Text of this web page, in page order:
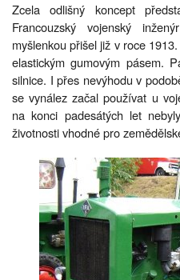
Zcela odlišný koncept
Francouzský vojenský
myšlenkou přišel již v roce
elastickým gumovým pásem.
silnice. I přes nevýhodu v
se vynález začal používat u
na konci padesátých let
životnosti vhodné pro